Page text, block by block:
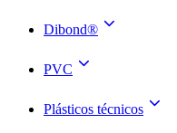
Dibond®
PVC
Plásticos técnicos